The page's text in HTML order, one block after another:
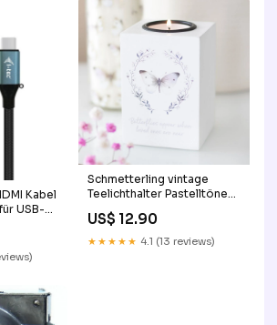
Kabel
USB-
Schmetterling vintage
Teelichthalter Pastelltöne
Kerzen
US$ 12.90
★★★★★ 4.1 (13 reviews)